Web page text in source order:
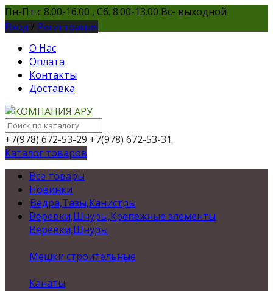
Пн-Пт с 8.00-16.00 , Сб. 8.00-13.00 Вс- выходной
Вход / Регистрация
О Нас
Оплата
Контакты
Доставка
+7(978) 672-53-29 +7(978) 672-53-31
Каталог товаров
Все товары
Новинки
Ведра,Тазы,Канистры
Веревки,Шнуры,Крепежные элементы
Веревки,Шнуры
Мешки строительные
Канаты